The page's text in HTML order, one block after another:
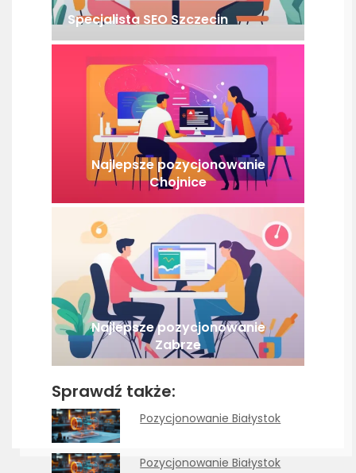
Specjalista SEO Szczecin
Najlepsze pozycjonowanie
Chojnice
Najlepsze pozycjonowanie
Zabrze
Sprawdź także:
Pozycjonowanie Białystok
Pozycjonowanie Białystok